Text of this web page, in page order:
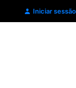
Iniciar sessão